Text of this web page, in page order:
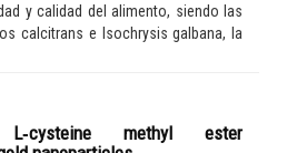
y calidad del alimento, siendo las
calcitrans e Isochrysis galbana, la
methyl ester